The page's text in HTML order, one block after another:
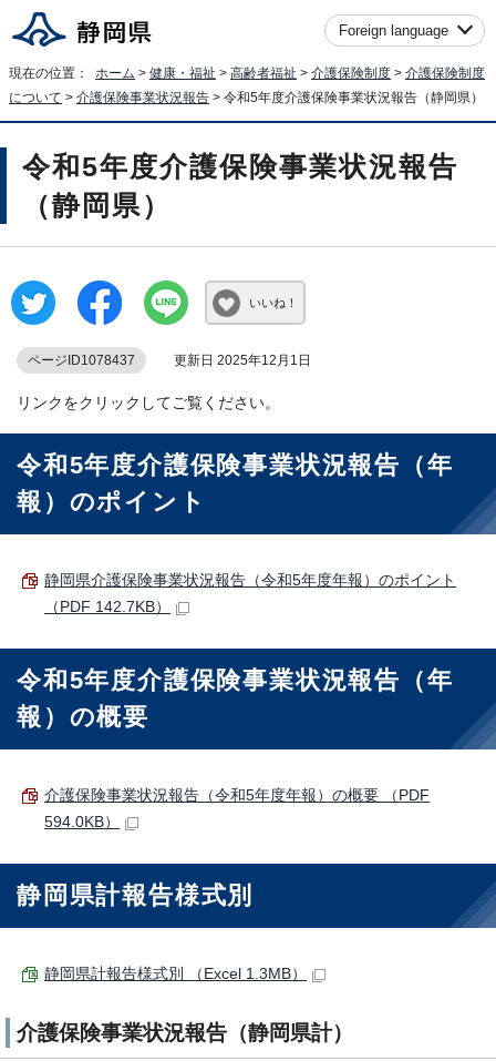
Foreign language
現在の位置： ホーム > 健康・福祉 > 高齢者福祉 > 介護保険制度 > 介護保険制度
について > 介護保険事業状況報告 > 令和5年度介護保険事業状況報告（静岡県）
令和5年度介護保険事業状況報告
（静岡県）
いいね！
ページID1078437 更新日 2025年12月1日
リンクをクリックしてご覧ください。
令和5年度介護保険事業状況報告（年
報）のポイント
静岡県介護保険事業状況報告（令和5年度年報）のポイント
（PDF 142.7KB）
令和5年度介護保険事業状況報告（年
報）の概要
介護保険事業状況報告（令和5年度年報）の概要 （PDF
594.0KB）
静岡県計報告様式別
静岡県計報告様式別 （Excel 1.3MB）
介護保険事業状況報告（静岡県計）